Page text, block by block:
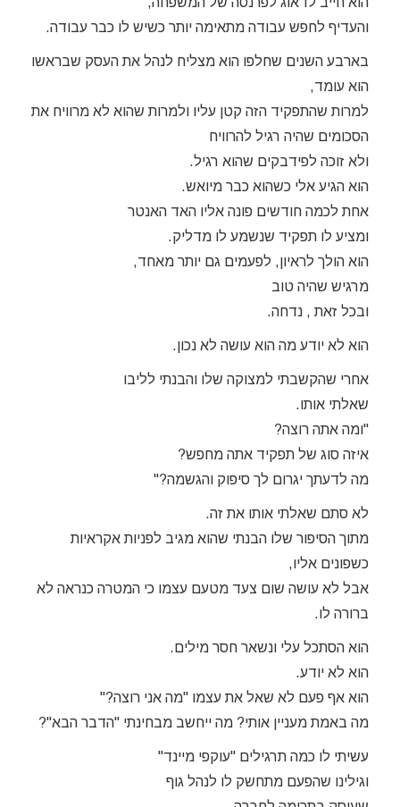
והעדיף לחפש עבודה מתאימה יותר כשיש לו כבר עבודה.
בארבע השנים שחלפו הוא מצליח לנהל את העסק שבראשו
הוא עומד,
למרות שהתפקיד הזה קטן עליו ולמרות שהוא לא מרוויח את
הסכומים שהיה רגיל להרוויח
ולא זוכה לפידבקים שהוא רגיל.
הוא הגיע אלי כשהוא כבר מיואש.
אחת לכמה חודשים פונה אליו האד האנטר
ומציע לו תפקיד שנשמע לו מדליק.
הוא הולך לראיון, לפעמים גם יותר מאחד,
מרגיש שהיה טוב
ובכל זאת , נדחה.
הוא לא יודע מה הוא עושה לא נכון.
אחרי שהקשבתי למצוקה שלו והבנתי לליבו
שאלתי אותו.
"ומה אתה רוצה?
איזה סוג של תפקיד אתה מחפש?
מה לדעתך יגרום לך סיפוק והגשמה?"
לא סתם שאלתי אותו את זה.
מתוך הסיפור שלו הבנתי שהוא מגיב לפניות אקראיות
כשפונים אליו,
אבל לא עושה שום צעד מטעם עצמו כי המטרה כנראה לא
ברורה לו.
הוא הסתכל עלי ונשאר חסר מילים.
הוא לא יודע.
הוא אף פעם לא שאל את עצמו "מה אני רוצה?"
מה באמת מעניין אותי? מה ייחשב מבחינתי "הדבר הבא"?
עשיתי לו כמה תרגילים "עוקפי מיינד"
וגילינו שהפעם מתחשק לו לנהל גוף